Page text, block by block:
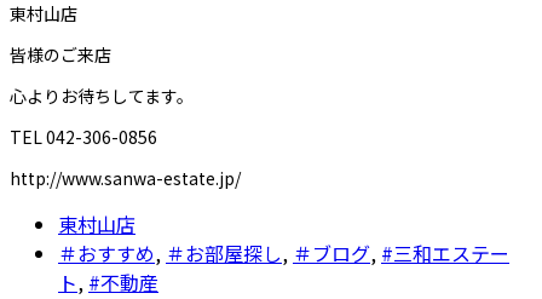
東村山店
皆様のご来店
心よりお待ちしてます。
TEL 042-306-0856
http://www.sanwa-estate.jp/
東村山店
＃おすすめ, ＃お部屋探し, ＃ブログ, #三和エステー
ト, #不動産